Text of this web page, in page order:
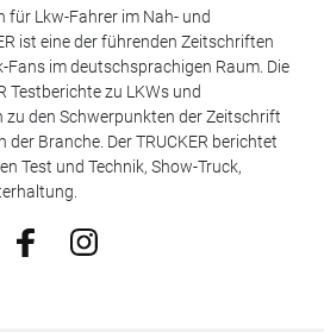
für Lkw-Fahrer im Nah- und
ist eine der führenden Zeitschriften
Fans im deutschsprachigen Raum. Die
Testberichte zu LKWs und
den Schwerpunkten der Zeitschrift
der Branche. Der TRUCKER berichtet
Test und Technik, Show-Truck,